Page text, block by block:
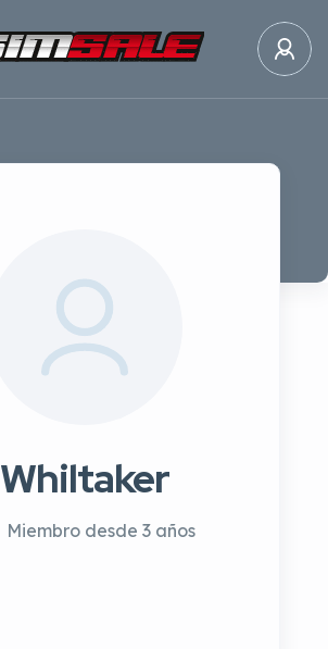
Whiltaker
Miembro desde 3 años